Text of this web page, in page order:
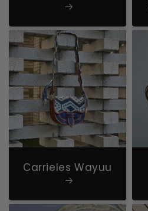
Carrieles Wayuu